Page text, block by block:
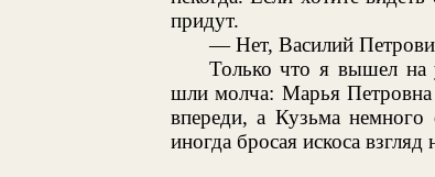
придут.
— Нет, Василий
Только что я вышел
шли молча: Марья
впереди, а Кузьма
иногда бросая искоса